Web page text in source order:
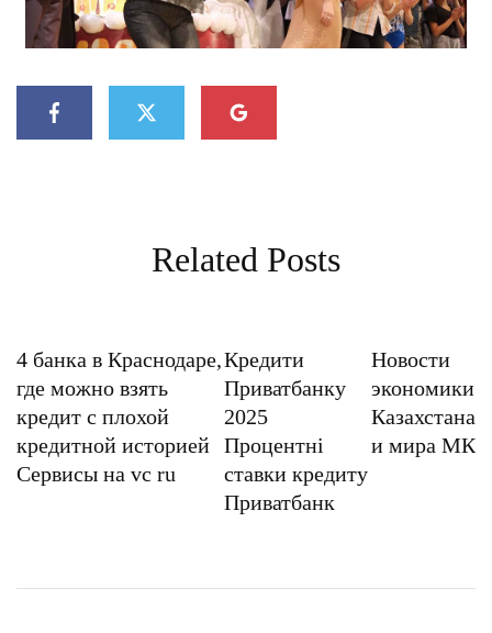
Related Posts
4 банка в Краснодаре,
где можно взять
кредит с плохой
кредитной историей
Сервисы на vc ru
Кредити
Приватбанку
2025
Процентні
ставки кредиту
Приватбанк
Новости
экономики
Казахстана
и мира МК